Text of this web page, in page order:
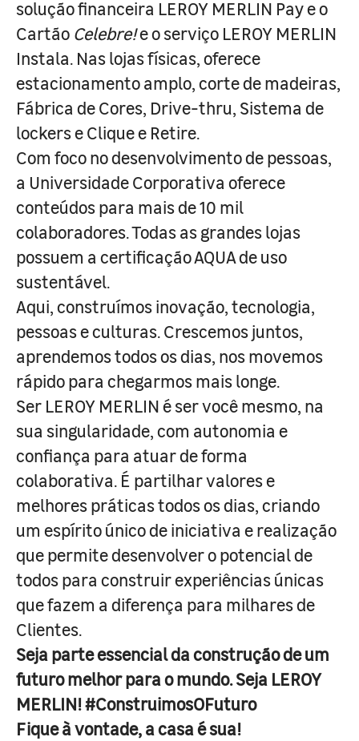
solução financeira LEROY MERLIN Pay e o
Cartão Celebre!e o serviço LEROY MERLIN
Instala. Nas lojas físicas, oferece
estacionamento amplo, corte de madeiras,
Fábrica de Cores, Drive-thru, Sistema de
lockers e Clique e Retire.
Com foco no desenvolvimento de pessoas,
a Universidade Corporativa oferece
conteúdos para mais de 10 mil
colaboradores. Todas as grandes lojas
possuem a certificação AQUA de uso
sustentável.
Aqui, construímos inovação, tecnologia,
pessoas e culturas. Crescemos juntos,
aprendemos todos os dias, nos movemos
rápido para chegarmos mais longe.
Ser LEROY MERLIN é ser você mesmo, na
sua singularidade, com autonomia e
confiança para atuar de forma
colaborativa. É partilhar valores e
melhores práticas todos os dias, criando
um espírito único de iniciativa e realização
que permite desenvolver o potencial de
todos para construir experiências únicas
que fazem a diferença para milhares de
Clientes.
Seja parte essencial da construção de um
futuro melhor para o mundo. Seja LEROY
MERLIN! #ConstruimosOFuturo
Fique à vontade, a casa é sua!